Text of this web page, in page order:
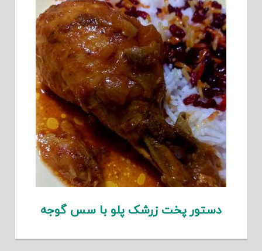
دستور پخت زرشک پلو با سس گوجه